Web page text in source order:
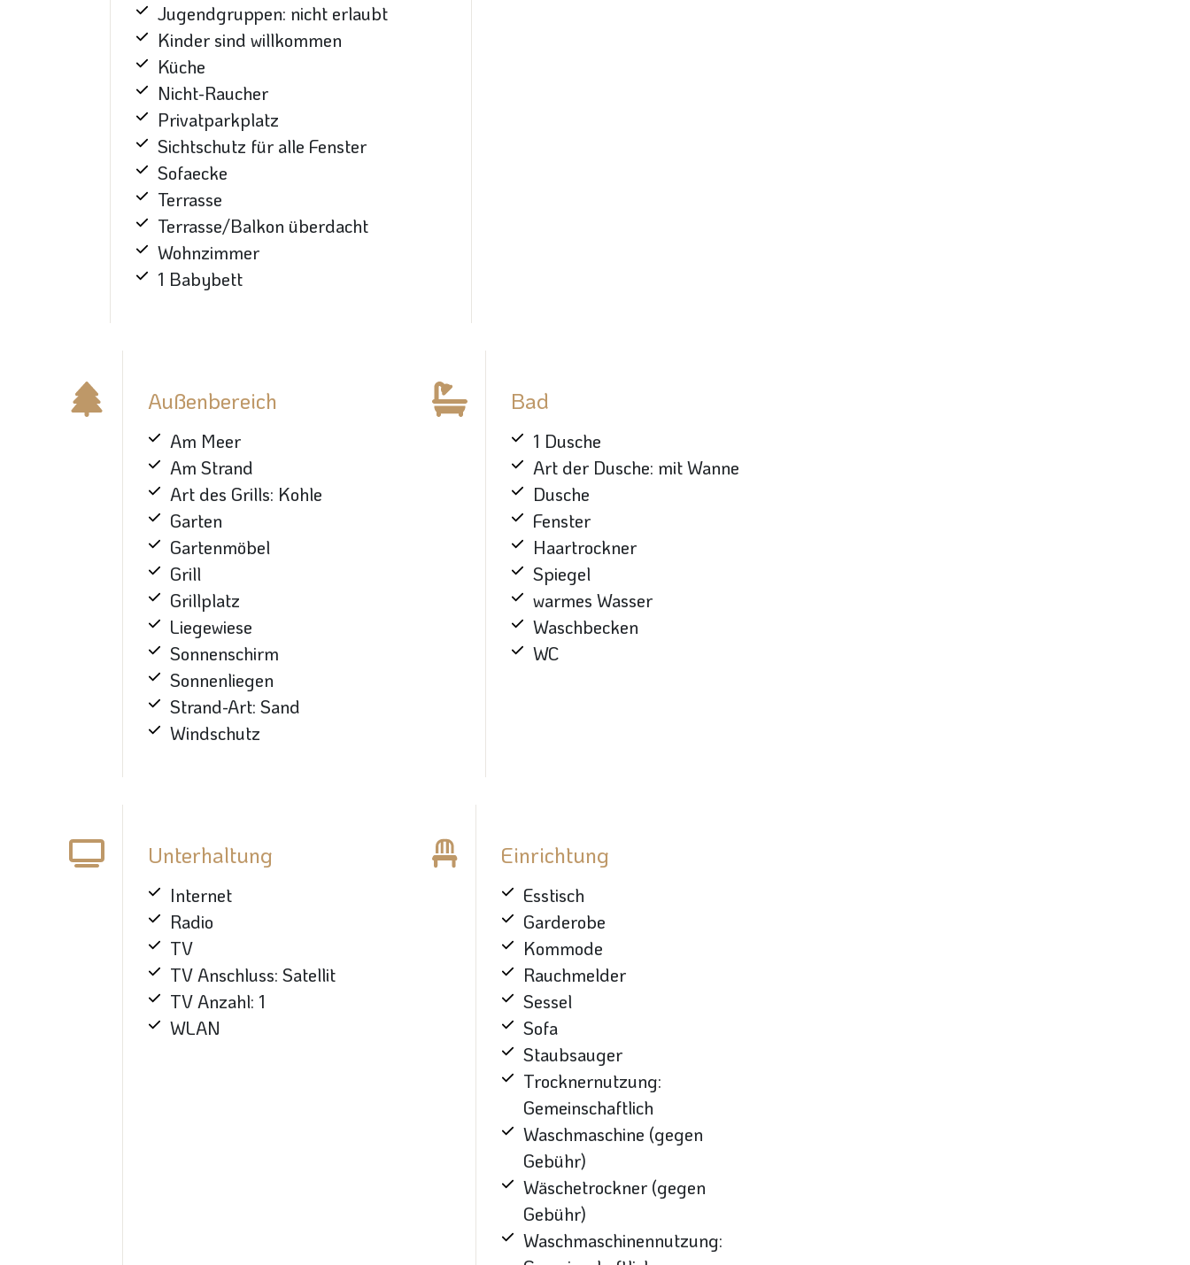
Jugendgruppen: nicht erlaubt
Kinder sind willkommen
Küche
Nicht-Raucher
Privatparkplatz
Sichtschutz für alle Fenster
Sofaecke
Terrasse
Terrasse/Balkon überdacht
Wohnzimmer
1 Babybett
Außenbereich
Am Meer
Am Strand
Art des Grills: Kohle
Garten
Gartenmöbel
Grill
Grillplatz
Liegewiese
Sonnenschirm
Sonnenliegen
Strand-Art: Sand
Windschutz
Bad
1 Dusche
Art der Dusche: mit Wanne
Dusche
Fenster
Haartrockner
Spiegel
warmes Wasser
Waschbecken
WC
Unterhaltung
Internet
Radio
TV
TV Anschluss: Satellit
TV Anzahl: 1
WLAN
Einrichtung
Esstisch
Garderobe
Kommode
Rauchmelder
Sessel
Sofa
Staubsauger
Trocknernutzung:
Gemeinschaftlich
Waschmaschine (gegen
Gebühr)
Wäschetrockner (gegen
Gebühr)
Waschmaschinennutzung: